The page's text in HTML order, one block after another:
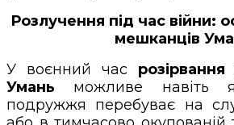
Розлучення під час війни:
мешканців
У воєнний час
Умань можливе навіть
подружжя перебуває на